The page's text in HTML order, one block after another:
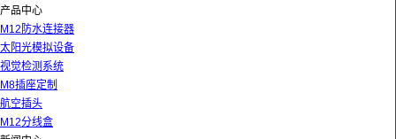
产品中心
M12防水连接器
太阳光模拟设备
视觉检测系统
M8插座定制
航空插头
M12分线盒